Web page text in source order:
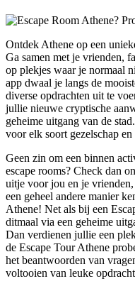
Ontdek Athene op een
Ga samen met je vrienden,
op plekjes waar je normaal
app dwaal je langs de
diverse opdrachten uit te
jullie nieuwe cryptische
geheime uitgang van de
voor elk soort gezelschap
Geen zin om een binnen
escape rooms? Check dan
uitje voor jou en je
een geheel andere manier
Athene! Net als bij een
ditmaal via een geheime
Dan verdienen jullie een
de Escape Tour Athene
het beantwoorden van
voltooien van leuke